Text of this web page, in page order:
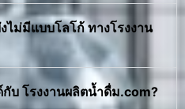
ม่มีแบบโลโก้ ทางโรงงาน
บ โรงงานผลิตน้ำดื่ม.com?